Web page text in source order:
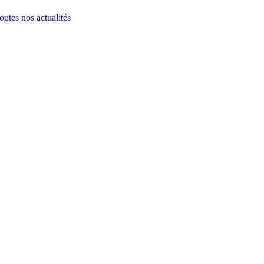
nos actualités